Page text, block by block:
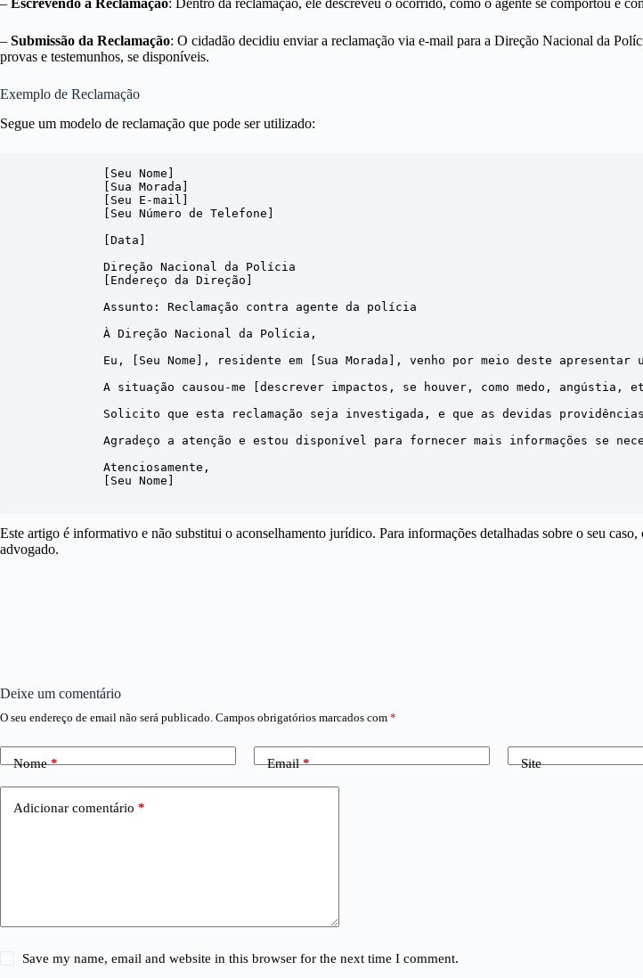
– Escrevendo a Reclamação: Dentro da reclamação, ele descreveu o ocorrido, como o agente se comportou e
– Submissão da Reclamação: O cidadão decidiu enviar a reclamação via e-mail para a Direção Nacional da
provas e testemunhos, se disponíveis.
Exemplo de Reclamação
Segue um modelo de reclamação que pode ser utilizado:
            [Seu Nome]
            [Sua Morada]
            [Seu E-mail]
            [Seu Número de Telefone]
            [Data]
            Direção Nacional da Polícia
            [Endereço da Direção]
            Assunto: Reclamação contra agente da polícia
            À Direção Nacional da Polícia,
Eu, [Seu Nome], residente em [Sua Morada], venho por meio deste
A situação causou-me [descrever impactos, se houver, como medo, angústia,
Solicito que esta reclamação seja investigada, e que as devidas
Agradeço a atenção e estou disponível para fornecer mais informações se
            Atenciosamente,
            [Seu Nome]
Este artigo é informativo e não substitui o aconselhamento jurídico. Para informações detalhadas sobre o seu caso,
advogado.
Deixe um comentário
O seu endereço de email não será publicado. Campos obrigatórios marcados com *
Nome* Email* Site
Adicionar comentário *
Save my name, email and website in this browser for the next time I comment.